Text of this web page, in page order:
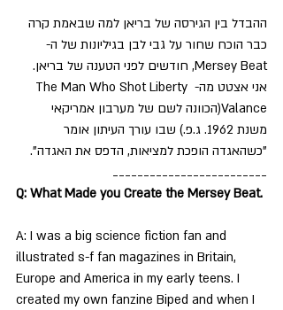
ההבדל בין הגירסה של בריאן למה שבאמת קרה
כבר הוכח שחור על גבי לבן בגיליונות של ה-
Mersey Beat, חודשים לפני הטענה של בריאן.
אני אצטט מה- The Man Who Shot Liberty
Valance(הכוונה לשם של מערבון אמריקאי
משנת 1962. ג.פ.) שבו עורך העיתון אומר
"כשהאגדה הופכת למציאות, הדפס את האגדה".
_________________________
Q: What Made you Create the Mersey Beat.
A: I was a big science fiction fan and
illustrated s-f fan magazines in Britain,
Europe and America in my early teens. I
created my own fanzine Biped and when I